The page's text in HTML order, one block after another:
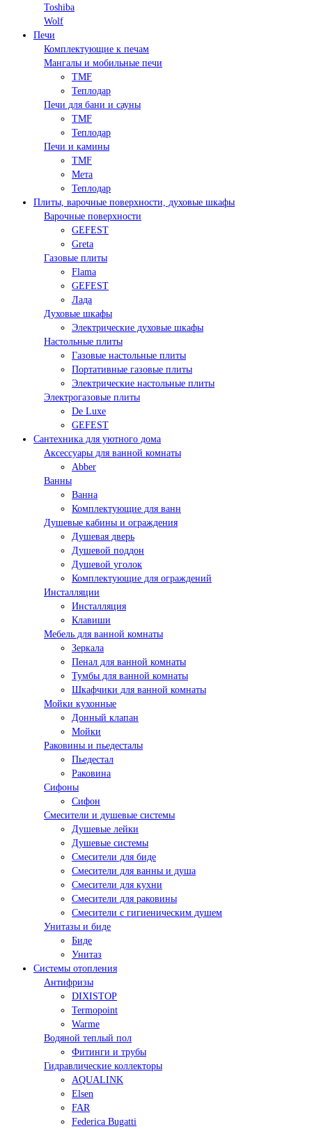
Toshiba
Wolf
Печи
Комплектующие к печам
Мангалы и мобильные печи
TMF
Теплодар
Печи для бани и сауны
TMF
Теплодар
Печи и камины
TMF
Мета
Теплодар
Плиты, варочные поверхности, духовые шкафы
Варочные поверхности
GEFEST
Greta
Газовые плиты
Flama
GEFEST
Лада
Духовые шкафы
Электрические духовые шкафы
Настольные плиты
Газовые настольные плиты
Портативные газовые плиты
Электрические настольные плиты
Электрогазовые плиты
De Luxe
GEFEST
Сантехника для уютного дома
Аксессуары для ванной комнаты
Abber
Ванны
Ванна
Комплектующие для ванн
Душевые кабины и ограждения
Душевая дверь
Душевой поддон
Душевой уголок
Комплектующие для ограждений
Инсталляции
Инсталляция
Клавиши
Мебель для ванной комнаты
Зеркала
Пенал для ванной комнаты
Тумбы для ванной комнаты
Шкафчики для ванной комнаты
Мойки кухонные
Донный клапан
Мойки
Раковины и пьедесталы
Пьедестал
Раковина
Сифоны
Сифон
Смесители и душевые системы
Душевые лейки
Душевые системы
Смесители для биде
Смесители для ванны и душа
Смесители для кухни
Смесители для раковины
Смесители с гигиеническим душем
Унитазы и биде
Биде
Унитаз
Системы отопления
Антифризы
DIXISTOP
Termopoint
Warme
Водяной теплый пол
Фитинги и трубы
Гидравлические коллекторы
AQUALINK
Elsen
FAR
Federica Bugatti